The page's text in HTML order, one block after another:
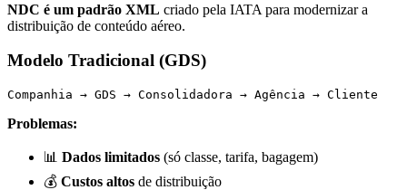
NDC é um padrão XML criado pela IATA para modernizar a
distribuição de conteúdo aéreo.
Modelo Tradicional (GDS)
Problemas:
📊 Dados limitados (só classe, tarifa, bagagem)
💰 Custos altos de distribuição